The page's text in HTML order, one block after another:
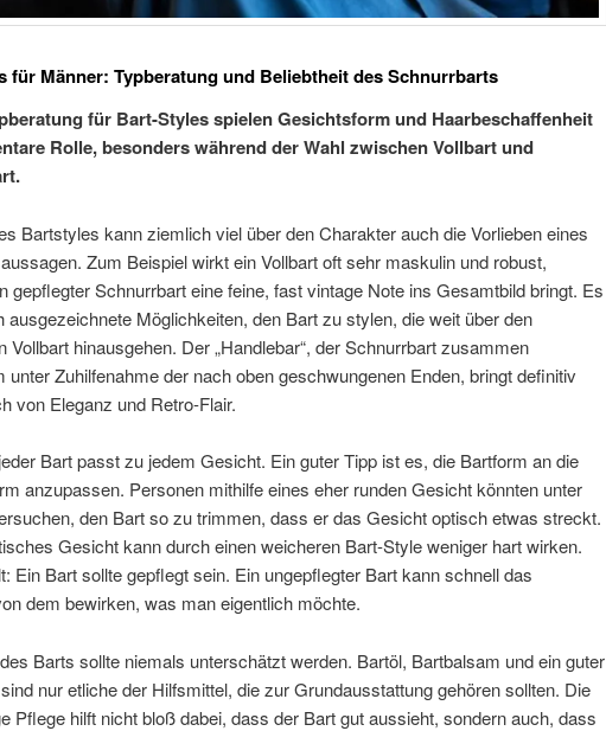
für Männer: Typberatung und Beliebtheit des Schnurrbarts
für Bart-Styles spielen Gesichtsform und Haarbeschaffenheit
Rolle, besonders während der Wahl zwischen Vollbart und
Bartstyles kann ziemlich viel über den Charakter auch die Vorlieben eines
Zum Beispiel wirkt ein Vollbart oft sehr maskulin und robust,
gepflegter Schnurrbart eine feine, fast vintage Note ins Gesamtbild bringt. Es
ausgezeichnete Möglichkeiten, den Bart zu stylen, die weit über den
Vollbart hinausgehen. Der „Handlebar“, der Schnurrbart zusammen
unter Zuhilfenahme der nach oben geschwungenen Enden, bringt definitiv
von Eleganz und Retro-Flair.
Bart passt zu jedem Gesicht. Ein guter Tipp ist es, die Bartform an die
anzupassen. Personen mithilfe eines eher runden Gesicht könnten unter
den Bart so zu trimmen, dass er das Gesicht optisch etwas streckt.
Gesicht kann durch einen weicheren Bart-Style weniger hart wirken.
Ein Bart sollte gepflegt sein. Ein ungepflegter Bart kann schnell das
dem bewirken, was man eigentlich möchte.
Barts sollte niemals unterschätzt werden. Bartöl, Bartbalsam und ein guter
nur etliche der Hilfsmittel, die zur Grundausstattung gehören sollten. Die
Pflege hilft nicht bloß dabei, dass der Bart gut aussieht, sondern auch, dass